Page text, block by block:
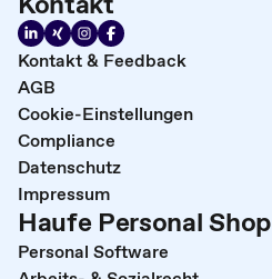
Kontakt & Feedback
AGB
Cookie-Einstellungen
Compliance
Datenschutz
Impressum
Haufe Personal Shop
Personal Software